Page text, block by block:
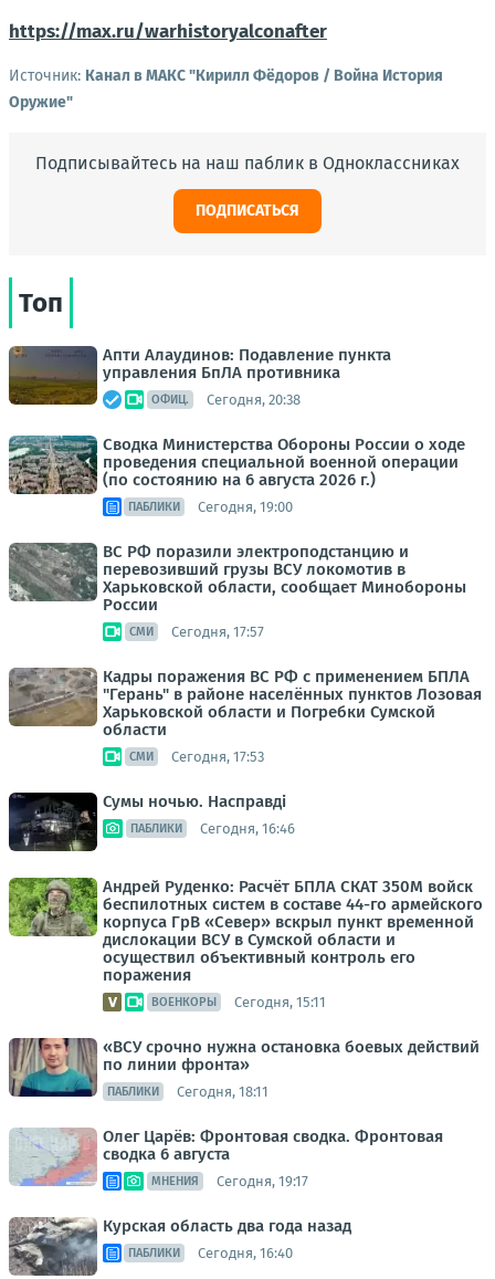
https://max.ru/warhistoryalconafter
Источник: Канал в МАКС "Кирилл Фёдоров / Война История
Оружие"
Подписывайтесь на наш паблик в Одноклассниках
ПОДПИСАТЬСЯ
Топ
Апти Алаудинов: Подавление пункта
управления БпЛА противника
ОФИЦ. Сегодня, 20:38
Сводка Министерства Обороны России о ходе
проведения специальной военной операции
(по состоянию на 6 августа 2026 г.)
ПАБЛИКИ Сегодня, 19:00
ВС РФ поразили электроподстанцию и
перевозивший грузы ВСУ локомотив в
Харьковской области, сообщает Минобороны
России
СМИ Сегодня, 17:57
Кадры поражения ВС РФ с применением БПЛА
"Герань" в районе населённых пунктов Лозовая
Харьковской области и Погребки Сумской
области
СМИ Сегодня, 17:53
Сумы ночью. Насправді
ПАБЛИКИ Сегодня, 16:46
Андрей Руденко: Расчёт БПЛА СКАТ 350М войск
беспилотных систем в составе 44-го армейского
корпуса ГрВ «Север» вскрыл пункт временной
дислокации ВСУ в Сумской области и
осуществил объективный контроль его
поражения
ВОЕНКОРЫ Сегодня, 15:11
«ВСУ срочно нужна остановка боевых действий
по линии фронта»
ПАБЛИКИ Сегодня, 18:11
Олег Царёв: Фронтовая сводка. Фронтовая
сводка 6 августа
МНЕНИЯ Сегодня, 19:17
Курская область два года назад
ПАБЛИКИ Сегодня, 16:40